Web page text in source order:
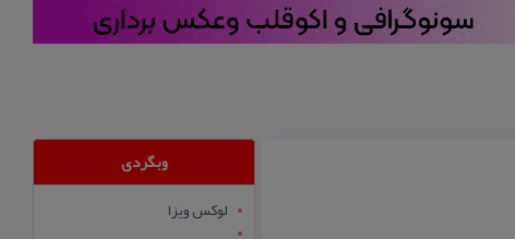
وبگردی
لوکس ویزا